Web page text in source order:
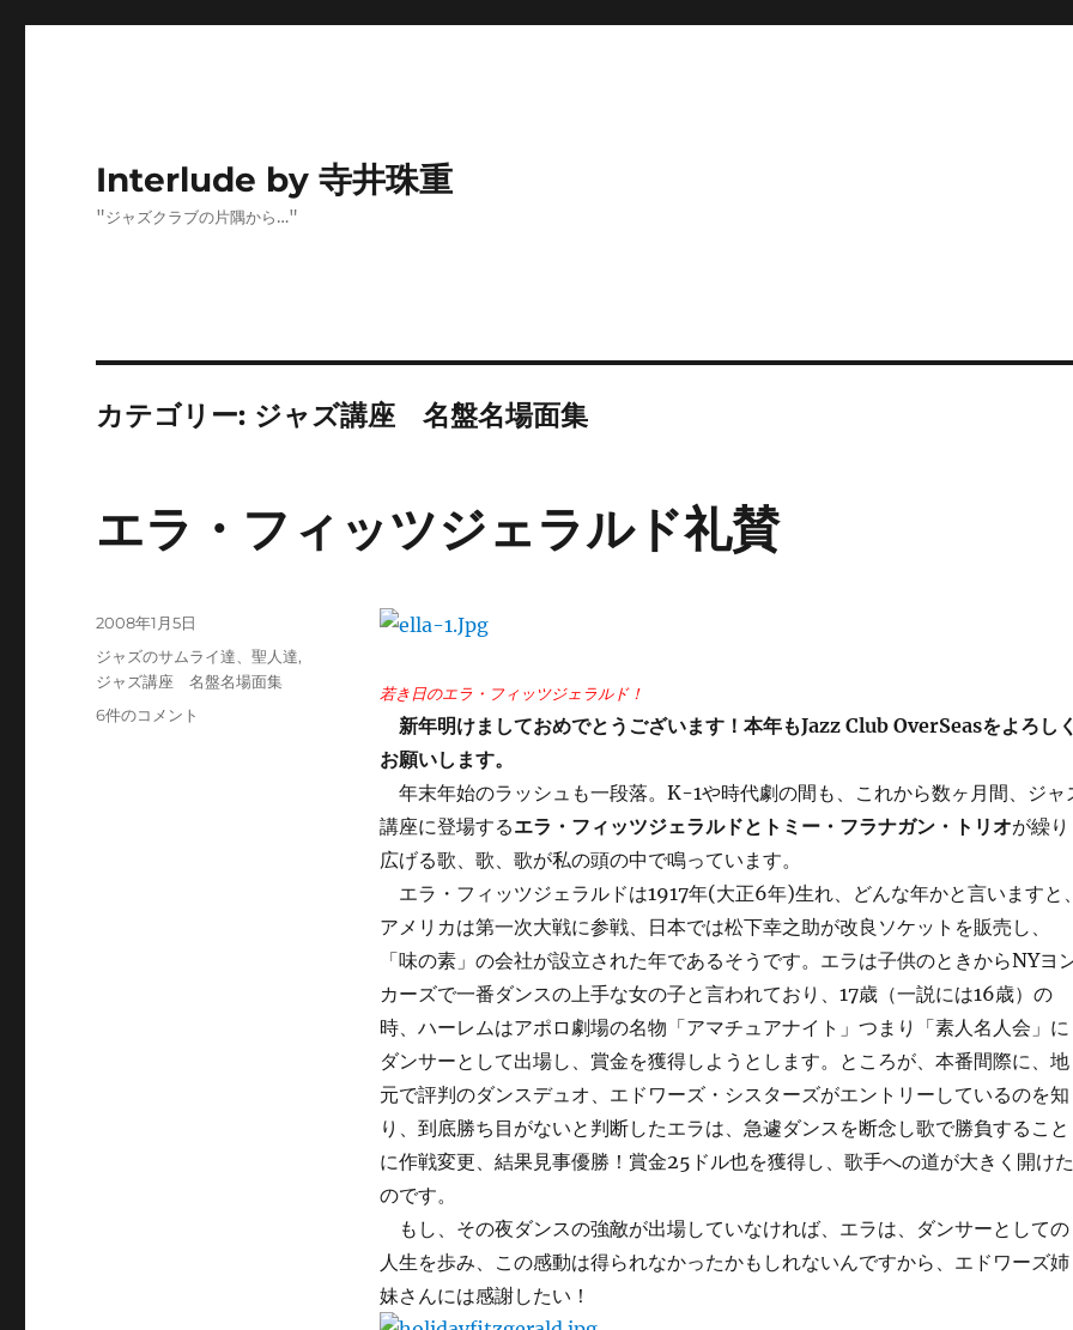
Interlude by 寺井珠重
"ジャズクラブの片隅から…"
カテゴリー: ジャズ講座 名盤名場面集
エラ・フィッツジェラルド礼賛
若き日のエラ・フィッツジェラルド！
新年明けましておめでとうございます！本年もJazz Club OverSeasをよろし
お願いします。
年末年始のラッシュも一段落。K-1や時代劇の間も、これから数ヶ月間、ジャ
講座に登場するエラ・フィッツジェラルドとトミー・フラナガン・トリオが繰り
広げる歌、歌、歌が私の頭の中で鳴っています。
エラ・フィッツジェラルドは1917年(大正6年)生れ、どんな年かと言いますと
アメリカは第一次大戦に参戦、日本では松下幸之助が改良ソケットを販売し、
「味の素」の会社が設立された年であるそうです。エラは子供のときからNYヨ
カーズで一番ダンスの上手な女の子と言われており、17歳（一説には16歳）の
時、ハーレムはアポロ劇場の名物「アマチュアナイト」つまり「素人名人会」に
ダンサーとして出場し、賞金を獲得しようとします。ところが、本番間際に、地
元で評判のダンスデュオ、エドワーズ・シスターズがエントリーしているのを知
り、到底勝ち目がないと判断したエラは、急遽ダンスを断念し歌で勝負すること
に作戦変更、結果見事優勝！賞金25ドル也を獲得し、歌手への道が大きく開けた
のです。
もし、その夜ダンスの強敵が出場していなければ、エラは、ダンサーとしての
人生を歩み、この感動は得られなかったかもしれないんですから、エドワーズ姉
妹さんには感謝したい！
投
2008年1月5日
カ
テ
ゴ
ジャズのサムライ達、聖人達,
ジャズ講座 名盤名場面集
エ
6件のコメント